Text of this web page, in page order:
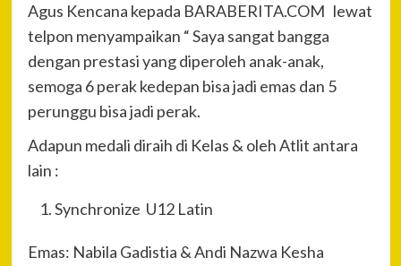
Agus Kencana kepada BARABERITA.COM lewat
telpon menyampaikan “ Saya sangat bangga
dengan prestasi yang diperoleh anak-anak,
semoga 6 perak kedepan bisa jadi emas dan 5
perunggu bisa jadi perak.
Adapun medali diraih di Kelas & oleh Atlit antara
lain :
Synchronize U12 Latin
Emas: Nabila Gadistia & Andi Nazwa Kesha